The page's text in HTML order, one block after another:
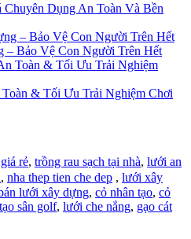
Dụng An Toàn Và Bền
– Bảo Vệ Con Người Trên Hết
& Tối Ưu Trải Nghiệm Chơi
rẻ, trồng rau sạch tại nhà, lưới an
, nha thep tien che dep , lưới xây
lưới xây dựng, cỏ nhân tạo, cỏ
sân golf, lưới che nắng, gạo cát